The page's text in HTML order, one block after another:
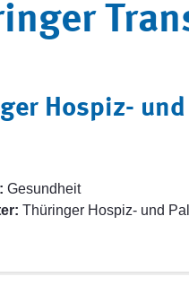
Hospiz-
Gesundheit
Thüringer Hospiz- und